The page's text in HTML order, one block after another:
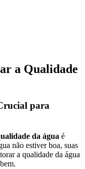
a Qualidade
para
da água é
não estiver boa, suas
a qualidade da água